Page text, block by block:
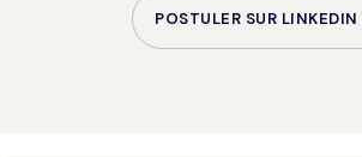
POSTULER SUR LINKEDIN